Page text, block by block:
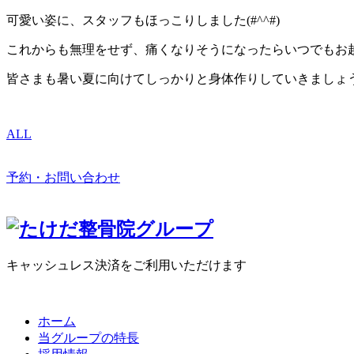
可愛い姿に、スタッフもほっこりしました(#^^#)
これからも無理をせず、痛くなりそうになったらいつでもお
皆さまも暑い夏に向けてしっかりと身体作りしていきましょ
ALL
予約・お問い合わせ
キャッシュレス決済をご利用いただけます
ホーム
当グループの特長